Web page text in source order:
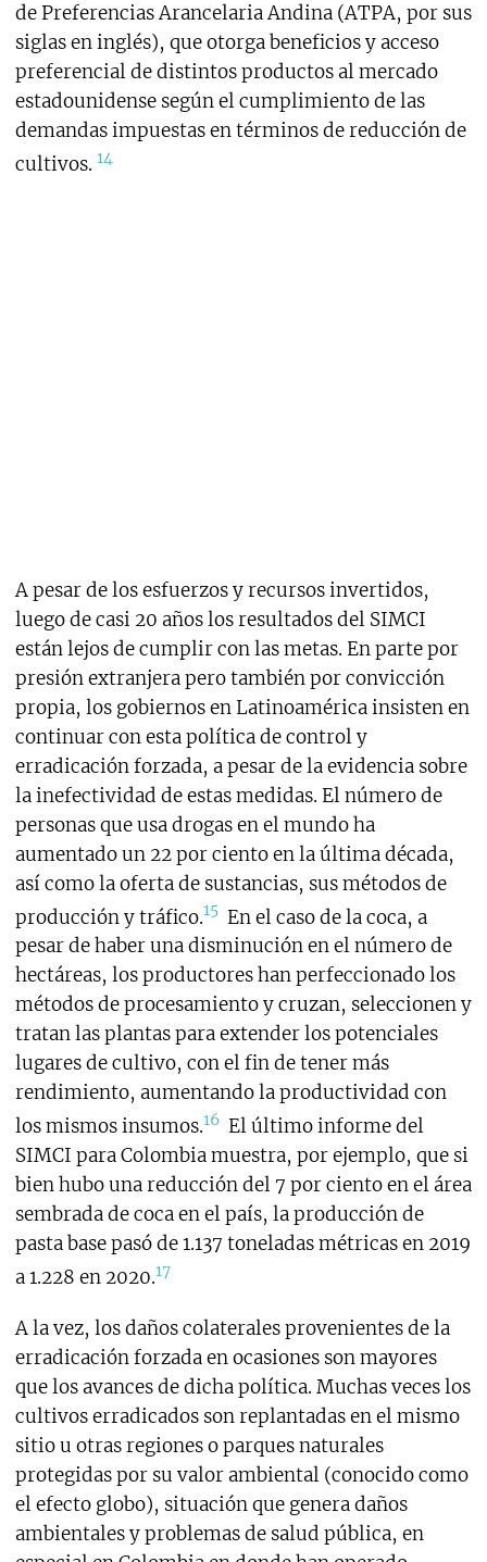
de Preferencias Arancelaria Andina (ATPA, por sus
siglas en inglés), que otorga beneficios y acceso
preferencial de distintos productos al mercado
estadounidense según el cumplimiento de las
demandas impuestas en términos de reducción de
cultivos. 14
A pesar de los esfuerzos y recursos invertidos,
luego de casi 20 años los resultados del SIMCI
están lejos de cumplir con las metas. En parte por
presión extranjera pero también por convicción
propia, los gobiernos en Latinoamérica insisten en
continuar con esta política de control y
erradicación forzada, a pesar de la evidencia sobre
la inefectividad de estas medidas. El número de
personas que usa drogas en el mundo ha
aumentado un 22 por ciento en la última década,
así como la oferta de sustancias, sus métodos de
producción y tráfico.15En el caso de la coca, a
pesar de haber una disminución en el número de
hectáreas, los productores han perfeccionado los
métodos de procesamiento y cruzan, seleccionen y
tratan las plantas para extender los potenciales
lugares de cultivo, con el fin de tener más
rendimiento, aumentando la productividad con
los mismos insumos.16El último informe del
SIMCI para Colombia muestra, por ejemplo, que si
bien hubo una reducción del 7 por ciento en el área
sembrada de coca en el país, la producción de
pasta base pasó de 1.137 toneladas métricas en 2019
a 1.228 en 2020.17
A la vez, los daños colaterales provenientes de la
erradicación forzada en ocasiones son mayores
que los avances de dicha política. Muchas veces los
cultivos erradicados son replantadas en el mismo
sitio u otras regiones o parques naturales
protegidas por su valor ambiental (conocido como
el efecto globo), situación que genera daños
ambientales y problemas de salud pública, en